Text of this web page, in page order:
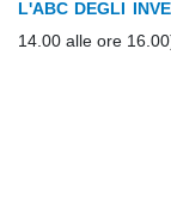
L'ABC DEGLI
14.00 alle ore